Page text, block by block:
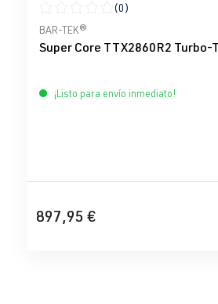
Calificación promedio de 0 de 5
(0)
BAR-TEK®
Super Core TTX2860R2 Turbo-
¡Listo para envío inmediato!
897,95 €